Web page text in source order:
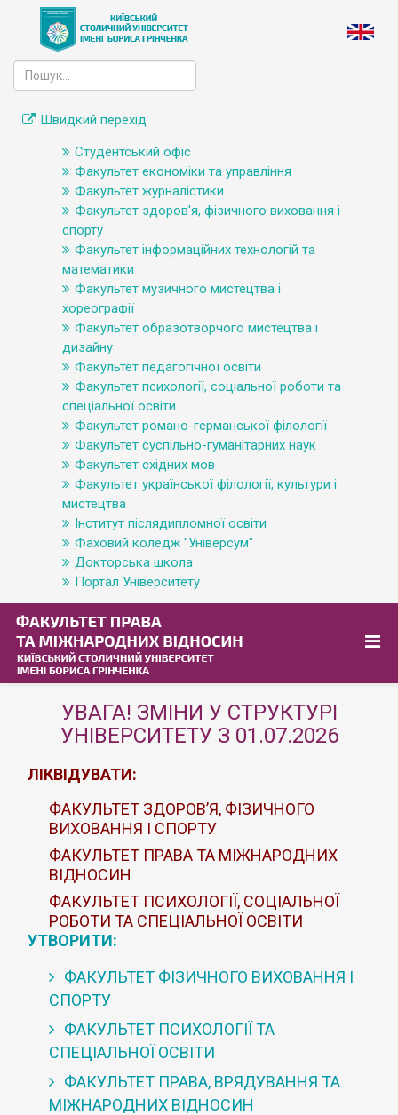
Швидкий перехід
Студентський офіс
Факультет економіки та управління
Факультет журналістики
Факультет здоров'я, фізичного виховання і
спорту
Факультет інформаційних технологій та
математики
Факультет музичного мистецтва і
хореографії
Факультет образотворчого мистецтва і
дизайну
Факультет педагогічної освіти
Факультет психології, соціальної роботи та
спеціальної освіти
Факультет романо-германської філології
Факультет суспільно-гуманітарних наук
Факультет східних мов
Факультет української філології, культури і
мистецтва
Інститут післядипломної освіти
Фаховий коледж "Універсум"
Докторська школа
Портал Університету
УВАГА! ЗМІНИ У СТРУКТУРІ
УНІВЕРСИТЕТУ З 01.07.2026
ЛІКВІДУВАТИ:
ФАКУЛЬТЕТ ЗДОРОВ’Я, ФІЗИЧНОГО
ВИХОВАННЯ І СПОРТУ
ФАКУЛЬТЕТ ПРАВА ТА МІЖНАРОДНИХ
ВІДНОСИН
ФАКУЛЬТЕТ ПСИХОЛОГІЇ, СОЦІАЛЬНОЇ
РОБОТИ ТА СПЕЦІАЛЬНОЇ ОСВІТИ
УТВОРИТИ:
ФАКУЛЬТЕТ ФІЗИЧНОГО ВИХОВАННЯ І
СПОРТУ
ФАКУЛЬТЕТ ПСИХОЛОГІЇ ТА
СПЕЦІАЛЬНОЇ ОСВІТИ
ФАКУЛЬТЕТ ПРАВА, ВРЯДУВАННЯ ТА
МІЖНАРОДНИХ ВІДНОСИН